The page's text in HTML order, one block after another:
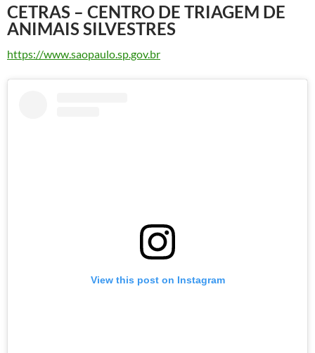
CETRAS – CENTRO DE TRIAGEM DE
ANIMAIS SILVESTRES
https://www.saopaulo.sp.gov.br
View this post on Instagram